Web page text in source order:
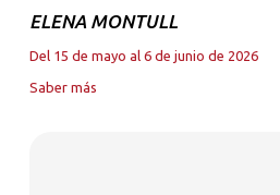
ELENA MONTULL
Del 15 de mayo al 6 de junio de 2026
Saber más